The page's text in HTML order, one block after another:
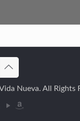
Nueva. All Rights